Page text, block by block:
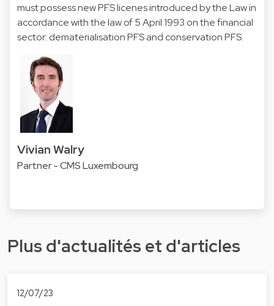
must possess new PFS licenes introduced by the Law in
accordance with the law of 5 April 1993 on the financial
sector: dematerialisation PFS and conservation PFS.
Vivian Walry
Partner - CMS Luxembourg
Plus d'actualités et d'articles
12/07/23